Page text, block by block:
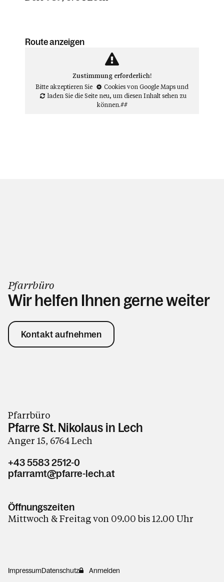
Route anzeigen
Zustimmung erforderlich!
Bitte akzeptieren Sie
Cookies von Google Mapsund
laden Sie die Seite neu, um diesen Inhalt sehen zu
können.##
Pfarrbüro
Wir helfen Ihnen gerne weiter
Kontakt aufnehmen
Pfarrbüro
Pfarre St. Nikolaus in Lech
Anger 15, 6764 Lech
+43 5583 2512-0
pfarramt@pfarre-lech.at
Öffnungszeiten
Mittwoch & Freitag von 09.00 bis 12.00 Uhr
ImpressumDatenschutz Anmelden